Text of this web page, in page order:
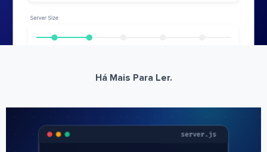
Há Mais Para Ler.